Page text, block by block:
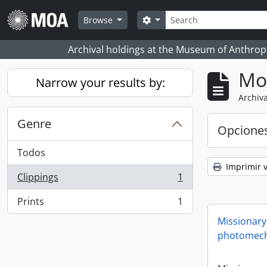
Skip to main content
Browse
Búsqueda
Search options
Archival holdings at the Museum of
Narrow your results by:
Genre
Todos
Clippings
, 1 resultados
1
Prints
, 1 resultados 1
Imprimir